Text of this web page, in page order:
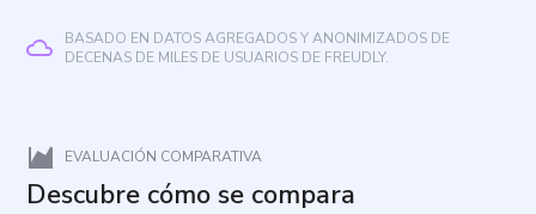
BASADO EN DATOS AGREGADOS Y ANONIMIZADOS DE
DECENAS DE MILES DE USUARIOS DE FREUDLY.
EVALUACIÓN COMPARATIVA
Descubre cómo se compara